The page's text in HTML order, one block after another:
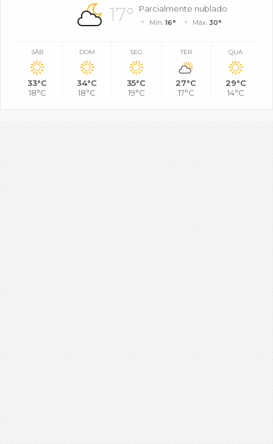
17° Parcialmente nublado
Mín.16° Máx. 30°
SÁB
33°C
18°C
DOM
34°C
18°C
SEG
35°C
19°C
TER
27°C
17°C
QUA
29°C
14°C